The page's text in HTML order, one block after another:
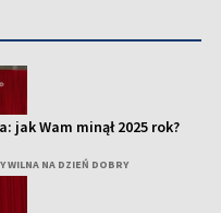
jak Wam minął 2025 rok?
WILNA NA DZIEŃ DOBRY